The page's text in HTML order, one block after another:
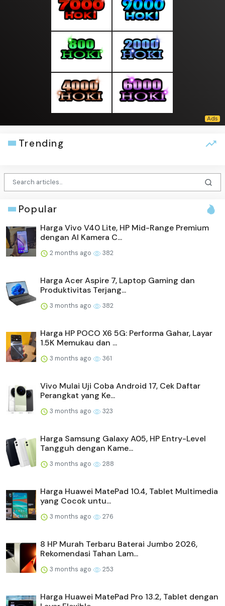
Trending
Popular
Harga Vivo V40 Lite, HP Mid-Range Premium
dengan AI Kamera C...
2 months ago 382
Harga Acer Aspire 7, Laptop Gaming dan
Produktivitas Terjang...
3 months ago 382
Harga HP POCO X6 5G: Performa Gahar, Layar
1.5K Memukau dan ...
3 months ago 361
Vivo Mulai Uji Coba Android 17, Cek Daftar
Perangkat yang Ke...
3 months ago 323
Harga Samsung Galaxy A05, HP Entry-Level
Tangguh dengan Kame...
3 months ago 288
Harga Huawei MatePad 10.4, Tablet Multimedia
yang Cocok untu...
3 months ago 276
8 HP Murah Terbaru Baterai Jumbo 2026,
Rekomendasi Tahan Lam...
3 months ago 253
Harga Huawei MatePad Pro 13.2, Tablet dengan